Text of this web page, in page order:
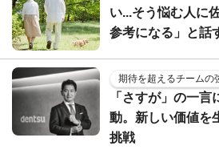
い...そう悩む人に
参考になる」と話
期待を超えるチームの
「さすが」の一
動。新しい価値を
挑戦